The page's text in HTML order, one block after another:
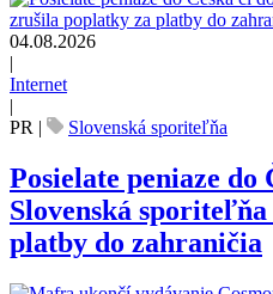
04.08.2026
|
Internet
|
PR | Slovenská sporiteľňa
Posielate peniaze do
Slovenská
platby do zahraničia